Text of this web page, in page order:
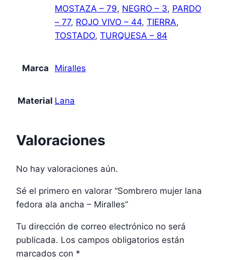
MOSTAZA – 79, NEGRO – 3, PARDO
– 77, ROJO VIVO – 44, TIERRA,
TOSTADO, TURQUESA – 84
Marca Miralles
Material Lana
Valoraciones
No hay valoraciones aún.
Sé el primero en valorar “Sombrero mujer lana
fedora ala ancha – Miralles”
Tu dirección de correo electrónico no será
publicada. Los campos obligatorios están
marcados con *